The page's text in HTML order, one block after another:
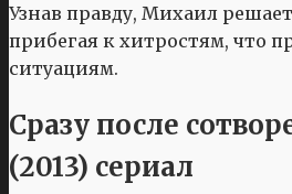
Узнав правду, Михаил
прибегая к хитростям, что
ситуациям.
Сразу после
(2013) сериал